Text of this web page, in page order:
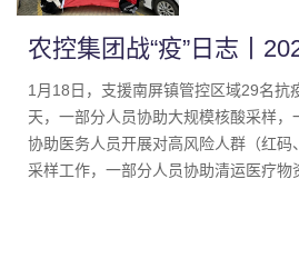
农控集团战“疫”日志丨
1月18日，支援南屏镇管控区域29名抗
天，一部分人员协助大规模核酸采样，
协助医务人员开展对高风险人群（红
采样工作，一部分人员协助清运医疗
小镇点大规模核酸采样及居民楼栋扫楼